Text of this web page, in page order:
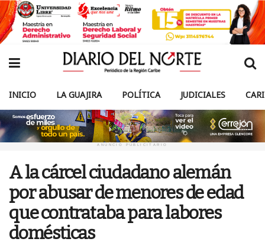
INICIO LA GUAJIRA POLÍTICA JUDICIALES
ANUNCIO PUBLICITARIO
A la cárcel ciudadano alemán
por abusar de menores de edad
que contrataba para labores
domésticas